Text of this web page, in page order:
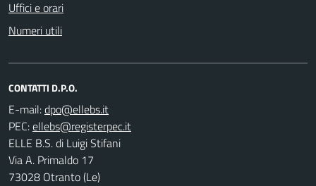
Uffici e orari
Numeri utili
CONTATTI D.P.O.
E-mail:
PEC:
ELLE B.S. di Luigi Stifani
Via A. Primaldo 17
73028 Otranto (Le)